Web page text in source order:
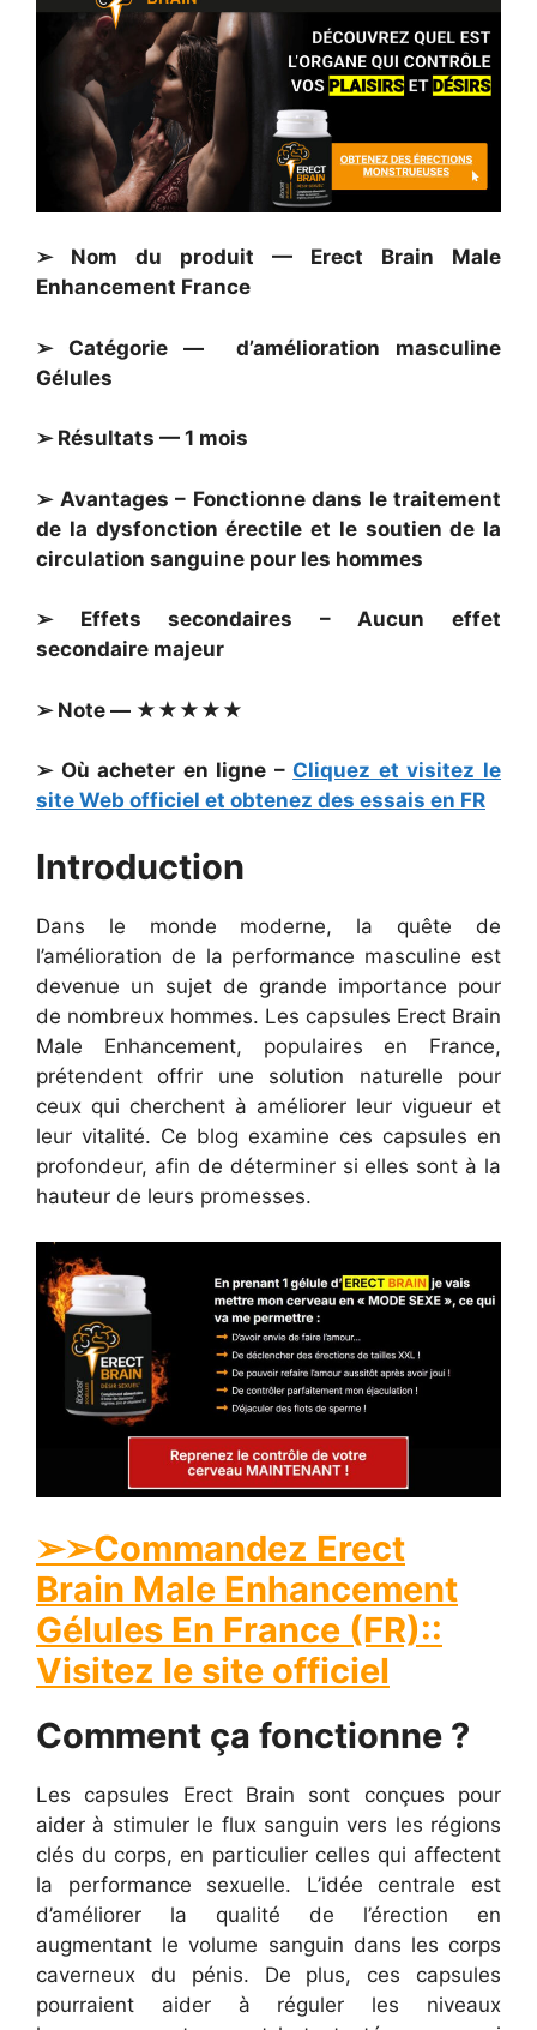
➢ Nom du produit — Erect Brain Male
Enhancement France
➢ Catégorie — d’amélioration masculine
Gélules
➢ Résultats — 1 mois
➢ Avantages – Fonctionne dans le traitement
de la dysfonction érectile et le soutien de la
circulation sanguine pour les hommes
➢ Effets secondaires – Aucun effet
secondaire majeur
➢ Note — ★★★★★
➢ Où acheter en ligne – Cliquez et visitez le
site Web officiel et obtenez des essais en FR
Introduction
Dans le monde moderne, la quête de
l’amélioration de la performance masculine est
devenue un sujet de grande importance pour
de nombreux hommes. Les capsules Erect Brain
Male Enhancement, populaires en France,
prétendent offrir une solution naturelle pour
ceux qui cherchent à améliorer leur vigueur et
leur vitalité. Ce blog examine ces capsules en
profondeur, afin de déterminer si elles sont à la
hauteur de leurs promesses.
➢➢Commandez Erect
Brain Male Enhancement
Gélules En France (FR)::
Visitez le site officiel
Comment ça fonctionne ?
Les capsules Erect Brain sont conçues pour
aider à stimuler le flux sanguin vers les régions
clés du corps, en particulier celles qui affectent
la performance sexuelle. L’idée centrale est
d’améliorer la qualité de l’érection en
augmentant le volume sanguin dans les corps
caverneux du pénis. De plus, ces capsules
pourraient aider à réguler les niveaux